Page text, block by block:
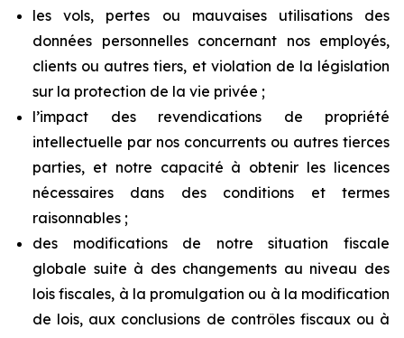
les vols, pertes ou mauvaises utilisations des
données personnelles concernant nos employés,
clients ou autres tiers, et violation de la législation
sur la protection de la vie privée ;
l’impact des revendications de propriété
intellectuelle par nos concurrents ou autres tierces
parties, et notre capacité à obtenir les licences
nécessaires dans des conditions et termes
raisonnables ;
des modifications de notre situation fiscale
globale suite à des changements au niveau des
lois fiscales, à la promulgation ou à la modification
de lois, aux conclusions de contrôles fiscaux ou à